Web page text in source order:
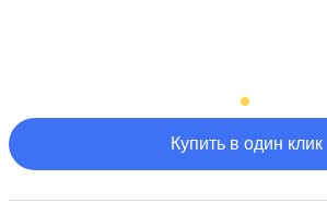
Купить в один клик